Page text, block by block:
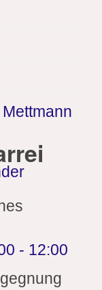
- 12:00